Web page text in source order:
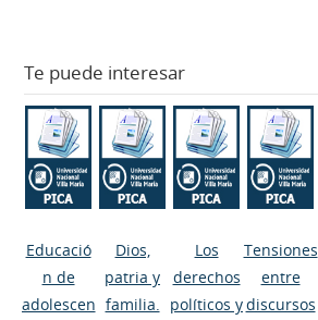
Te puede interesar
Educació
n de
adolescen
Dios,
patria y
familia.
Los
derechos
políticos y
Tensiones
entre
discursos